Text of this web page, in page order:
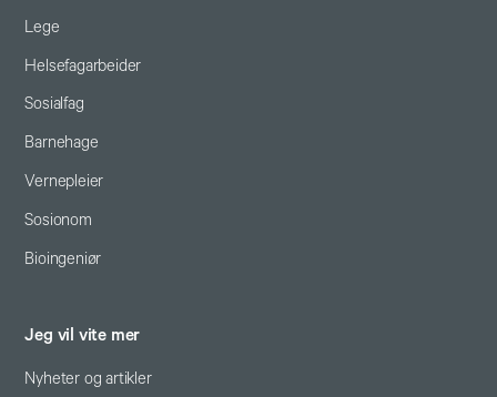
Lege
Helsefagarbeider
Sosialfag
Barnehage
Vernepleier
Sosionom
Bioingeniør
Jeg vil vite mer
Nyheter og artikler